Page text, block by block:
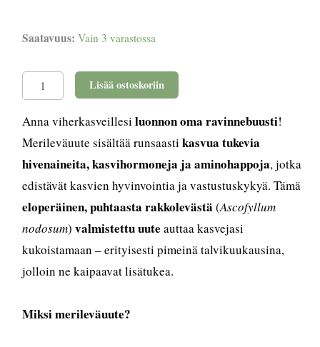
Saatavuus: Vain 3 varastossa
Merilevä
ml
määrä
Lisää ostoskoriin
Anna viherkasveillesi luonnon oma ravinnebuusti!
Merileväuute sisältää runsaasti kasvua tukevia
hivenaineita, kasvihormoneja ja aminohappoja, jotka
edistävät kasvien hyvinvointia ja vastustuskykyä. Tämä
eloperäinen, puhtaasta rakkolevästä (Ascofyllum
nodosum) valmistettu uute auttaa kasvejasi
kukoistamaan – erityisesti pimeinä talvikuukausina,
jolloin ne kaipaavat lisätukea.
Miksi merileväuute?